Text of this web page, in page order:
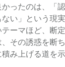
ったのは、「
い」という現
ーマほど、断
その誘惑を断
み上げる道を示